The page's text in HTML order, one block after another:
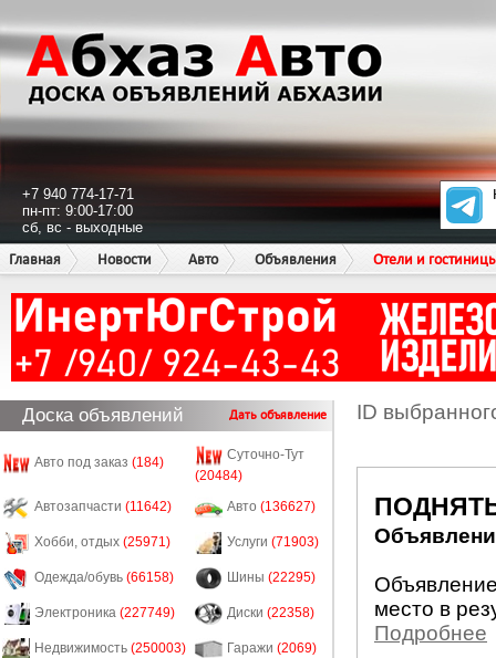
+7 940 774-17-71
пн-пт: 9:00-17:00
сб, вс - выходные
Главная
Новости Авто Объявления Отели и
Доска объявлений Дать объявление
Авто под заказ (184)
Суточно-Тут
(20484)
Автозапчасти (11642) Авто (136627)
Хобби, отдых (25971) Услуги (71903)
Одежда/обувь (66158) Шины (22295)
Электроника (227749) Диски (22358)
Недвижимость (250003) Гаражи (2069)
ID
место в
Подробнее